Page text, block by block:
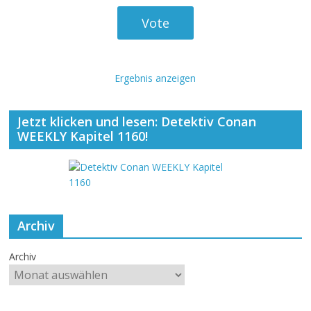
Ergebnis anzeigen
Jetzt klicken und lesen: Detektiv Conan
WEEKLY Kapitel 1160!
Archiv
Archiv